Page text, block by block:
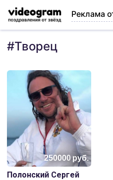
Реклама
#Творец
250000руб.
Полонский Сергей